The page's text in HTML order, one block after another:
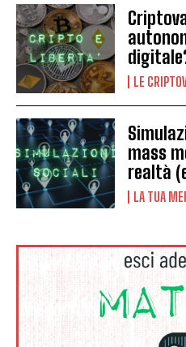
LE
mass
realtà
LA TUA